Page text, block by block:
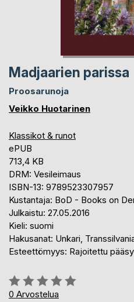
Madjaarien parissa
Proosarunoja
Veikko Huotarinen
Klassikot & runot
ePUB
713,4 KB
DRM: Vesileimaus
ISBN-13: 9789523307957
Kustantaja: BoD - Books on
Julkaistu: 27.05.2016
Kieli: suomi
Hakusanat: Unkari,
Esteettömyys: Rajoitettu pääsy
Arvostelu::
0%
0 Arvostelua